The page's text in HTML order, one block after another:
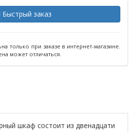
Быстрый заказ
только при заказе в интернет-магазине.
может отличаться.
шкаф состоит из двенадцати